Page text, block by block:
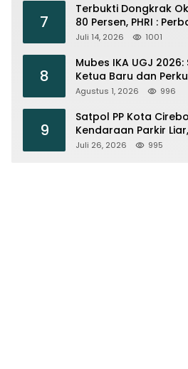
7
Terbukti Dongkrak
80 Persen, PHRI :
Olahraga di Cirebon
Juli 14, 2026 1001
8
Mubes IKA UGJ
Ketua Baru dan
Agustus 1, 2026 996
9
Satpol PP Kota
Kendaraan Parkir
Daerah
Juli 26, 2026 995